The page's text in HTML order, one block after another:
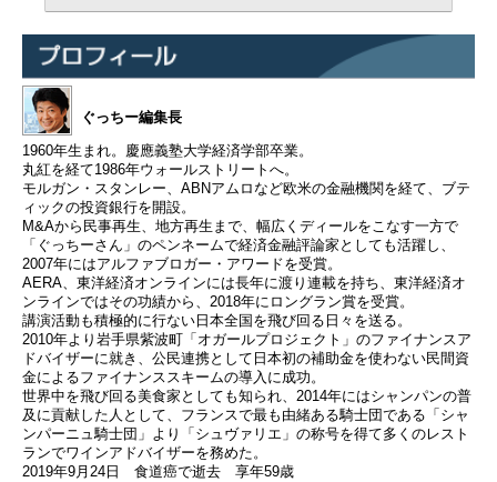
ぐっちー編集長
1960年生まれ。慶應義塾大学経済学部卒業。
丸紅を経て1986年ウォールストリートへ。
モルガン・スタンレー、ABNアムロなど欧米の金融機関を経て、ブテ
ィックの投資銀行を開設。
M&Aから民事再生、地方再生まで、幅広くディールをこなす一方で
「ぐっちーさん」のペンネームで経済金融評論家としても活躍し、
2007年にはアルファブロガー・アワードを受賞。
AERA、東洋経済オンラインには長年に渡り連載を持ち、東洋経済オ
ンラインではその功績から、2018年にロングラン賞を受賞。
講演活動も積極的に行ない日本全国を飛び回る日々を送る。
2010年より岩手県紫波町「オガールプロジェクト」のファイナンスア
ドバイザーに就き、公民連携として日本初の補助金を使わない民間資
金によるファイナンススキームの導入に成功。
世界中を飛び回る美食家としても知られ、2014年にはシャンパンの普
及に貢献した人として、フランスで最も由緒ある騎士団である「シャ
ンパーニュ騎士団」より「シュヴァリエ」の称号を得て多くのレスト
ランでワインアドバイザーを務めた。
2019年9月24日 食道癌で逝去 享年59歳